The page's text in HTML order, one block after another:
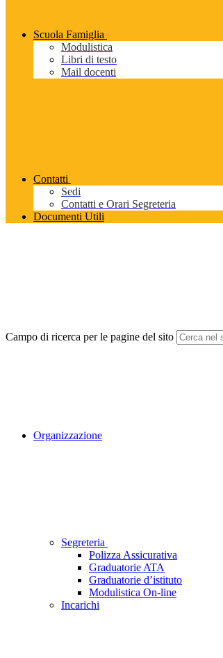
Scuola Famiglia
Modulistica
Libri di testo
Mail docenti
Contatti
Sedi
Contatti e Orari Segreteria
Documenti Utili
Campo di ricerca per le pagine del sito
Organizzazione
Segreteria
Polizza Assicurativa
Graduatorie ATA
Graduatorie d’istituto
Modulistica On-line
Incarichi